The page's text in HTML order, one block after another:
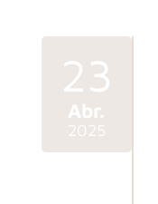
23
Abr.
2025